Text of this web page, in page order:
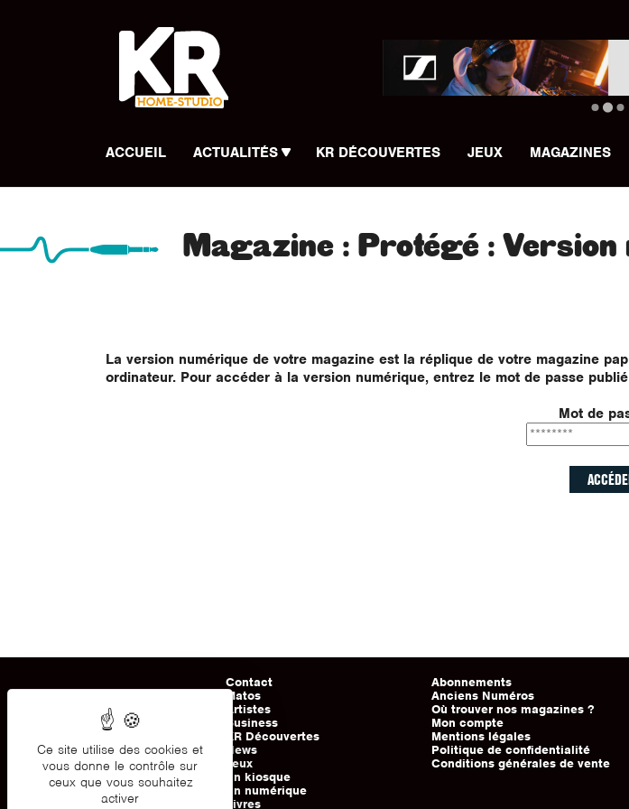
ACCUEIL ACTUALITÉS KR DÉCOUVERTES JEUX MAGAZINES
Magazine : Protégé :
La version numérique de votre magazine est la réplique de votre magazine
ordinateur. Pour accéder à la version numérique, entrez le mot de passe
Mot de
Contact
Matos
Artistes
Business
KR Découvertes
News
Jeux
En kiosque
En numérique
Livres
Abonnements
Anciens Numéros
Où trouver nos magazines ?
Mon compte
Mentions légales
Politique de confidentialité
Conditions générales de vente
Ce site utilise des cookies et
vous donne le contrôle sur
ceux que vous souhaitez
activer